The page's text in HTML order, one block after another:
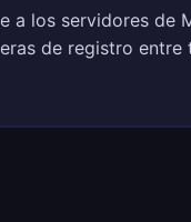
a los servidores de
de registro entre